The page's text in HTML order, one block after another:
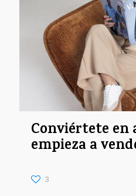
Conviértete en
empieza a
3